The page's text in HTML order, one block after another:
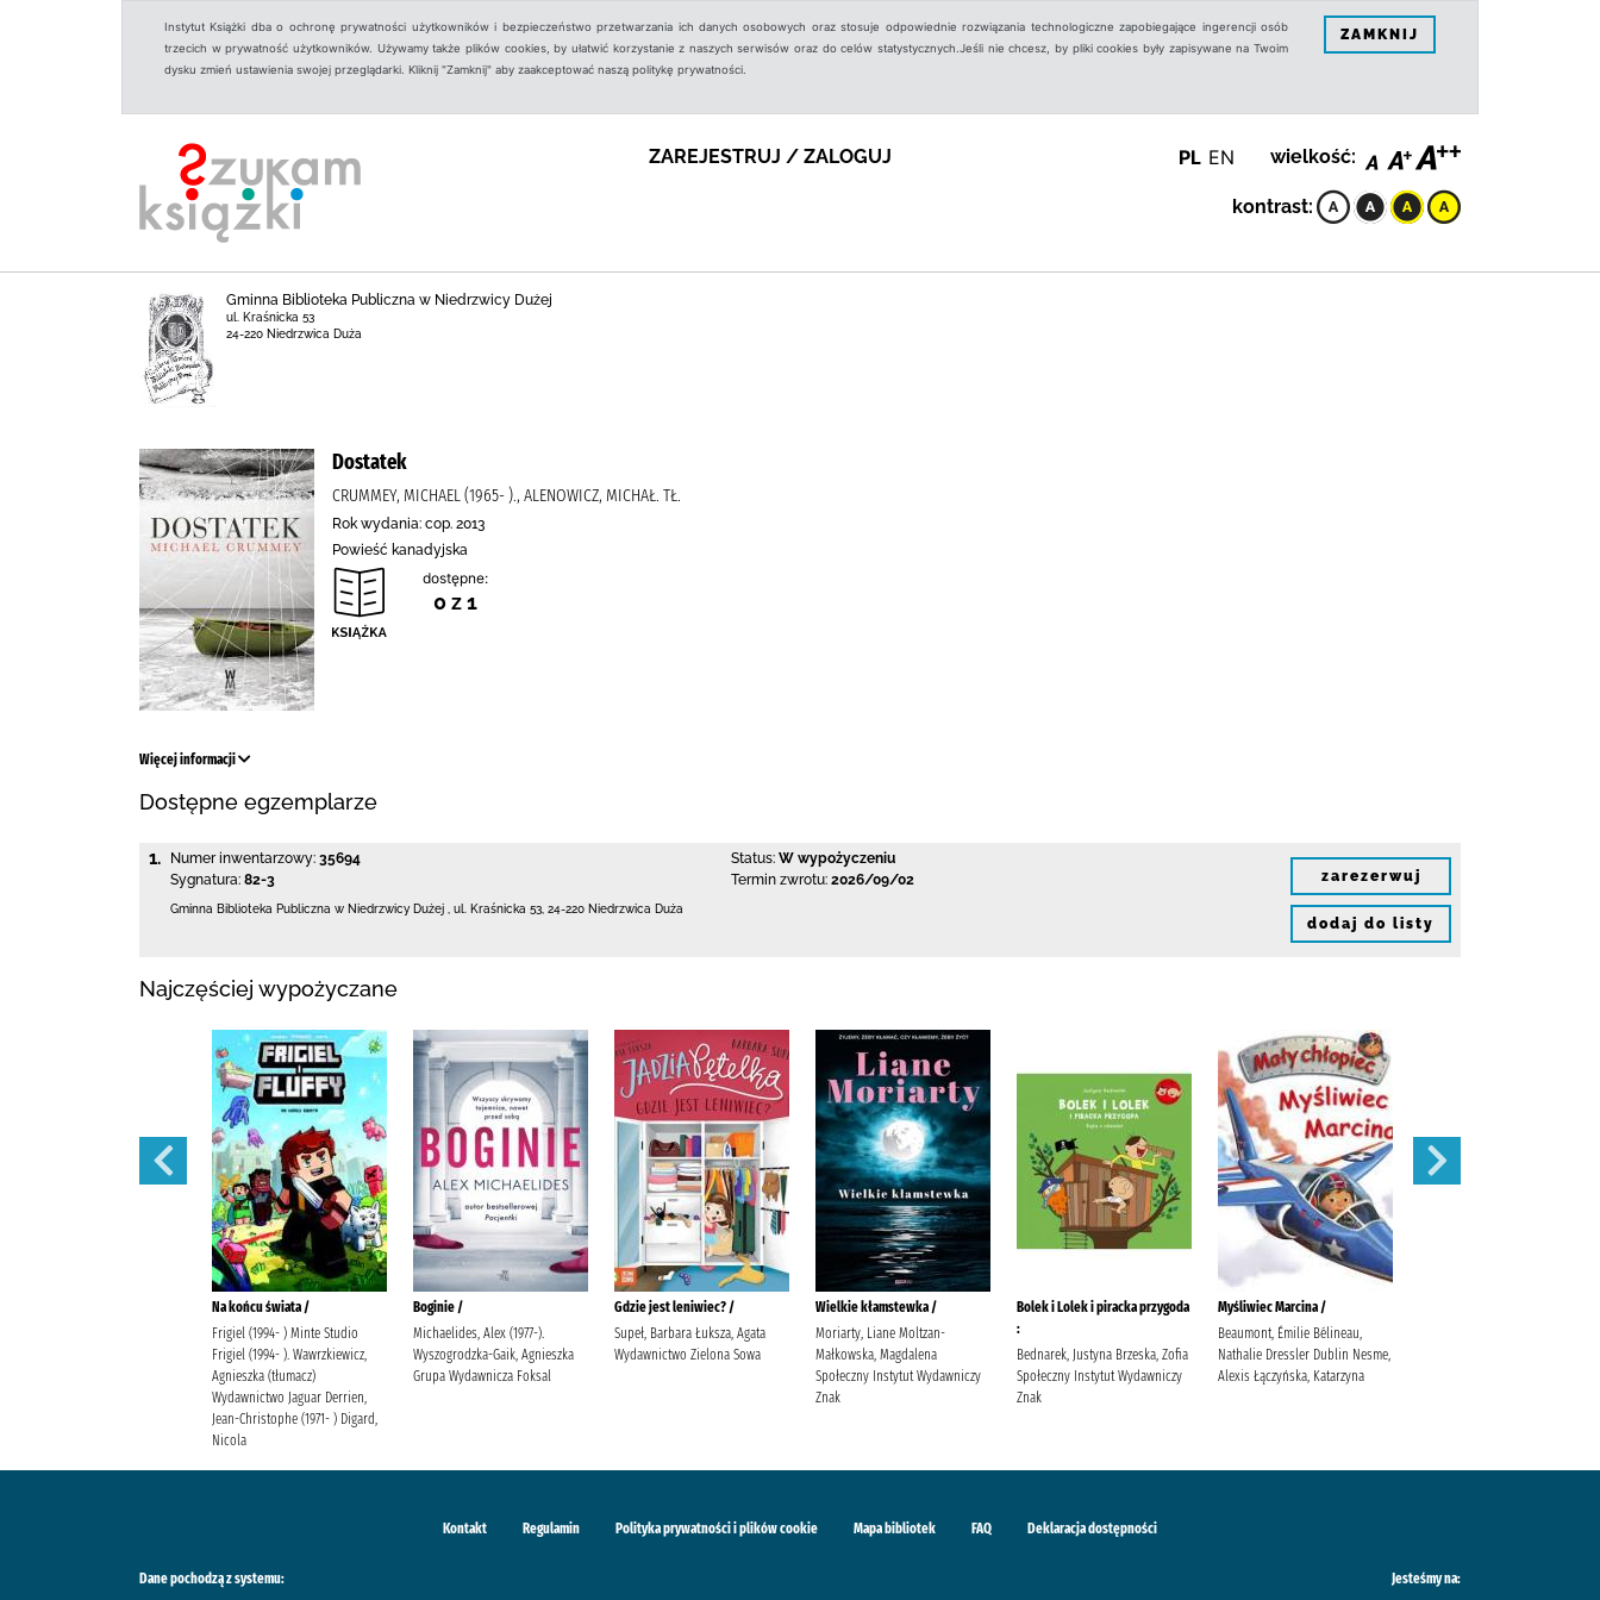
Instytut Książki dba o ochronę prywatności użytkowników i bezpieczeństwo przetwarzania ich danych osobowych oraz stosuje odpowiednie rozwiązania technologiczne zapobiegające ingerencji osób
trzecich w prywatność użytkowników. Używamy także plików cookies, by ułatwić korzystanie z naszych serwisów oraz do celów statystycznych.Jeśli nie chcesz, by pliki cookies były zapisywane na Twoim
dysku zmień ustawienia swojej przeglądarki. Kliknij "Zamknij" aby zaakceptować naszą politykę prywatności.
ZAMKNIJ
ZAREJESTRUJ / ZALOGUJ PL EN wielkość:
kontrast:
Gminna Biblioteka Publiczna w Niedrzwicy Dużej
ul. Kraśnicka 53
24-220 Niedrzwica Duża
Dostatek
CRUMMEY, MICHAEL (1965- )., ALENOWICZ, MICHAŁ. TŁ.
Rok wydania: cop. 2013
Powieść kanadyjska
dostępne:
0 z 1
Więcej informacji
Dostępne egzemplarze
1. Numer inwentarzowy: 35694
Sygnatura: 82-3
Status: W wypożyczeniu
Termin zwrotu: 2026/09/02
Gminna Biblioteka Publiczna w Niedrzwicy Dużej ul. Kraśnicka 53 24-220 Niedrzwica Duża
zarezerwuj
dodaj do listy
Najczęściej wypożyczane
Na końcu świata /
Frigiel (1994- ) Minte Studio
Frigiel (1994- ). Wawrzkiewicz,
Agnieszka (tłumacz)
Wydawnictwo Jaguar Derrien,
Jean-Christophe (1971- ) Digard,
Nicola
Boginie /
Michaelides, Alex (1977-).
Wyszogrodzka-Gaik, Agnieszka
Grupa Wydawnicza Foksal
Gdzie jest leniwiec? /
Supeł, Barbara Łuksza, Agata
Wydawnictwo Zielona Sowa
Wielkie kłamstewka /
Moriarty, Liane Moltzan-
Małkowska, Magdalena
Społeczny Instytut Wydawniczy
Znak
Bolek i Lolek i piracka przygoda
:
Bednarek, Justyna Brzeska, Zofia
Społeczny Instytut Wydawniczy
Znak
Myśliwiec Marcina /
Beaumont, Émilie Bélineau,
Nathalie Dressler Dublin Nesme,
Alexis Łączyńska, Katarzyna
Kontakt Regulamin Polityka prywatności i plików cookie Mapa bibliotek FAQ Deklaracja dostępności
Dane pochodzą z systemu: Jesteśmy na: